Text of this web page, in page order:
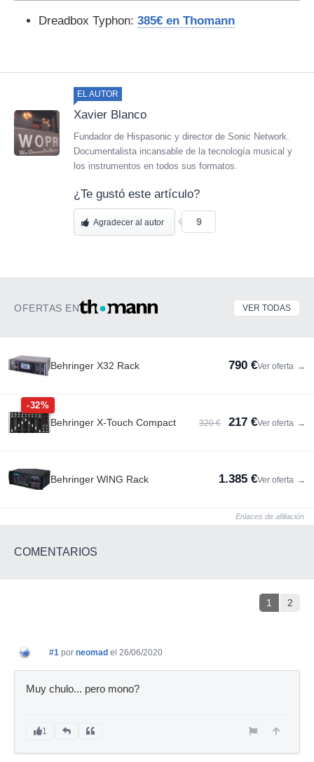
Dreadbox Typhon: 385€ en Thomann
EL AUTOR
Xavier Blanco
Fundador de Hispasonic y director de Sonic Network.
Documentalista incansable de la tecnología musical y
los instrumentos en todos sus formatos.
¿Te gustó este artículo?
Agradecer al autor 9
OFERTAS EN VER TODAS
Behringer X32 Rack 790 €Ver oferta →
-32%
Behringer X-Touch Compact 320 € 217 €Ver oferta →
Behringer WING Rack 1.385 €Ver oferta →
Enlaces de afiliación
COMENTARIOS
1 2
#1 por neomad el 26/06/2020
Muy chulo... pero mono?
1